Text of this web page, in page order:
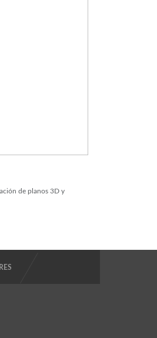
de planos 3D y